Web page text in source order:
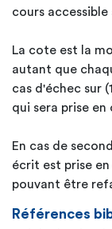
cours accessible
La cote est la
autant que
cas d'échec sur
qui sera prise en
En cas de
écrit est prise
pouvant être
Références